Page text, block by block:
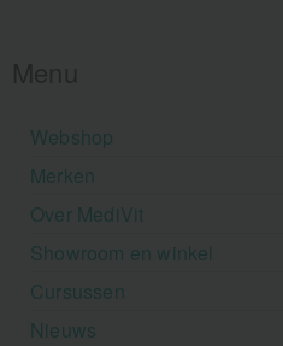
Webshop
Merken
Over MediVit
Showroom en winkel
Cursussen
Nieuws